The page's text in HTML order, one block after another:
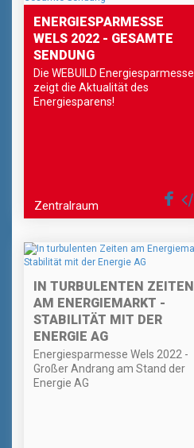
ENERGIESPARMESSE
WELS 2022 - GESAMTE
SENDUNG
Die WEBUILD Energiesparmesse
zeigt die Aktualität des
Energiesparens!
Zentralraum
IN TURBULENTEN ZEITEN
AM ENERGIEMARKT -
STABILITÄT MIT DER
ENERGIE AG
Energiesparmesse Wels 2022 -
Großer Andrang am Stand der
Energie AG